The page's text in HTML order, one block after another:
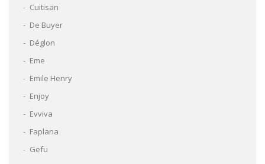
Cuitisan
De Buyer
Déglon
Eme
Emile Henry
Enjoy
Evviva
Faplana
Gefu